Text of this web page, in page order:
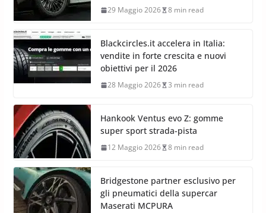
29 Maggio 2026 8 min read
Blackcircles.it accelera in Italia:
vendite in forte crescita e nuovi
obiettivi per il 2026
28 Maggio 2026 3 min read
Hankook Ventus evo Z: gomme
super sport strada-pista
12 Maggio 2026 8 min read
Bridgestone partner esclusivo per
gli pneumatici della supercar
Maserati MCPURA